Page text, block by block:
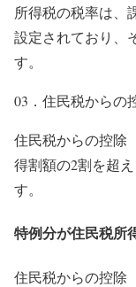
所得税の税率は、
設定されており、
す。
03．住民税からの
住民税からの控除
得割額の2割を超
す。
特例分が住民税所
住民税からの控除